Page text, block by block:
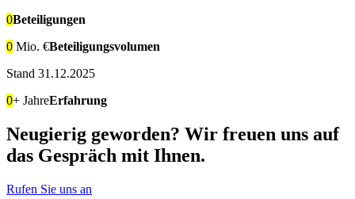
0Beteiligungen
0 Mio. €Beteiligungs­volumen
Stand 31.12.2025
0+ JahreErfahrung
Neugierig geworden? Wir freuen uns auf
das Gespräch mit Ihnen.
Rufen Sie uns an